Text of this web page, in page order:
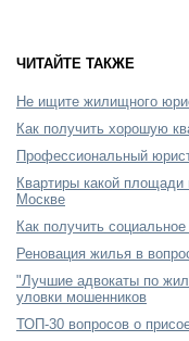
ЧИТАЙТЕ ТАКЖЕ
Не ищите жилищного
Как получить хорошую
Профессиональный
Квартиры какой
Москве
Как получить
Реновация жилья в
"Лучшие адвокаты по
уловки мошенников
ТОП-30 вопросов о